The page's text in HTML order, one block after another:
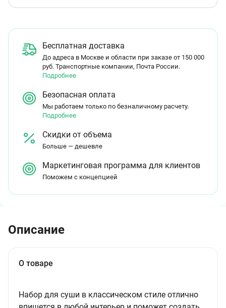
Бесплатная доставка
До адреса в Москве и области при заказе от 150 000
руб. Транспортные компании, Почта России.
Подробнее
Безопасная оплата
Мы работаем только по безналичному расчету.
Подробнее
Скидки от объема
Больше — дешевле
Маркетинговая программа для клиентов
Поможем с концепцией
Описание
О товаре
Набор для суши в классическом стиле отлично